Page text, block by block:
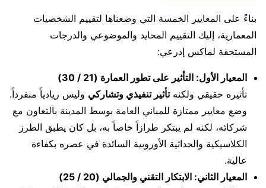
بناءً على المعايير الخمسة التي وضعناها لتقييم الشخصيات
المعمارية، إليك التقييم المحايد والموضوعي والدرجات
المستحقة لماكس إدرعي:
المعيار الأول: التأثير على تطور العمارة (21 / 30)
تأثيره حقيقي ولكنهتأثير تنفيذي وتشاركي وليس ريادياً منفرداً.
وضع معايير ممتازة للمباني العامة بوسط المدينة بالتعاون مع
شركائه، لكنه لم يبتكر طرازاً خاصاً به، بل كان يطبق الطرز
الكلاسيكية والحداثية الأوروبية السائدة في عصره بكفاءة
عالية.
المعيار الثاني: الابتكار التقني والجمالي (20 / 25)